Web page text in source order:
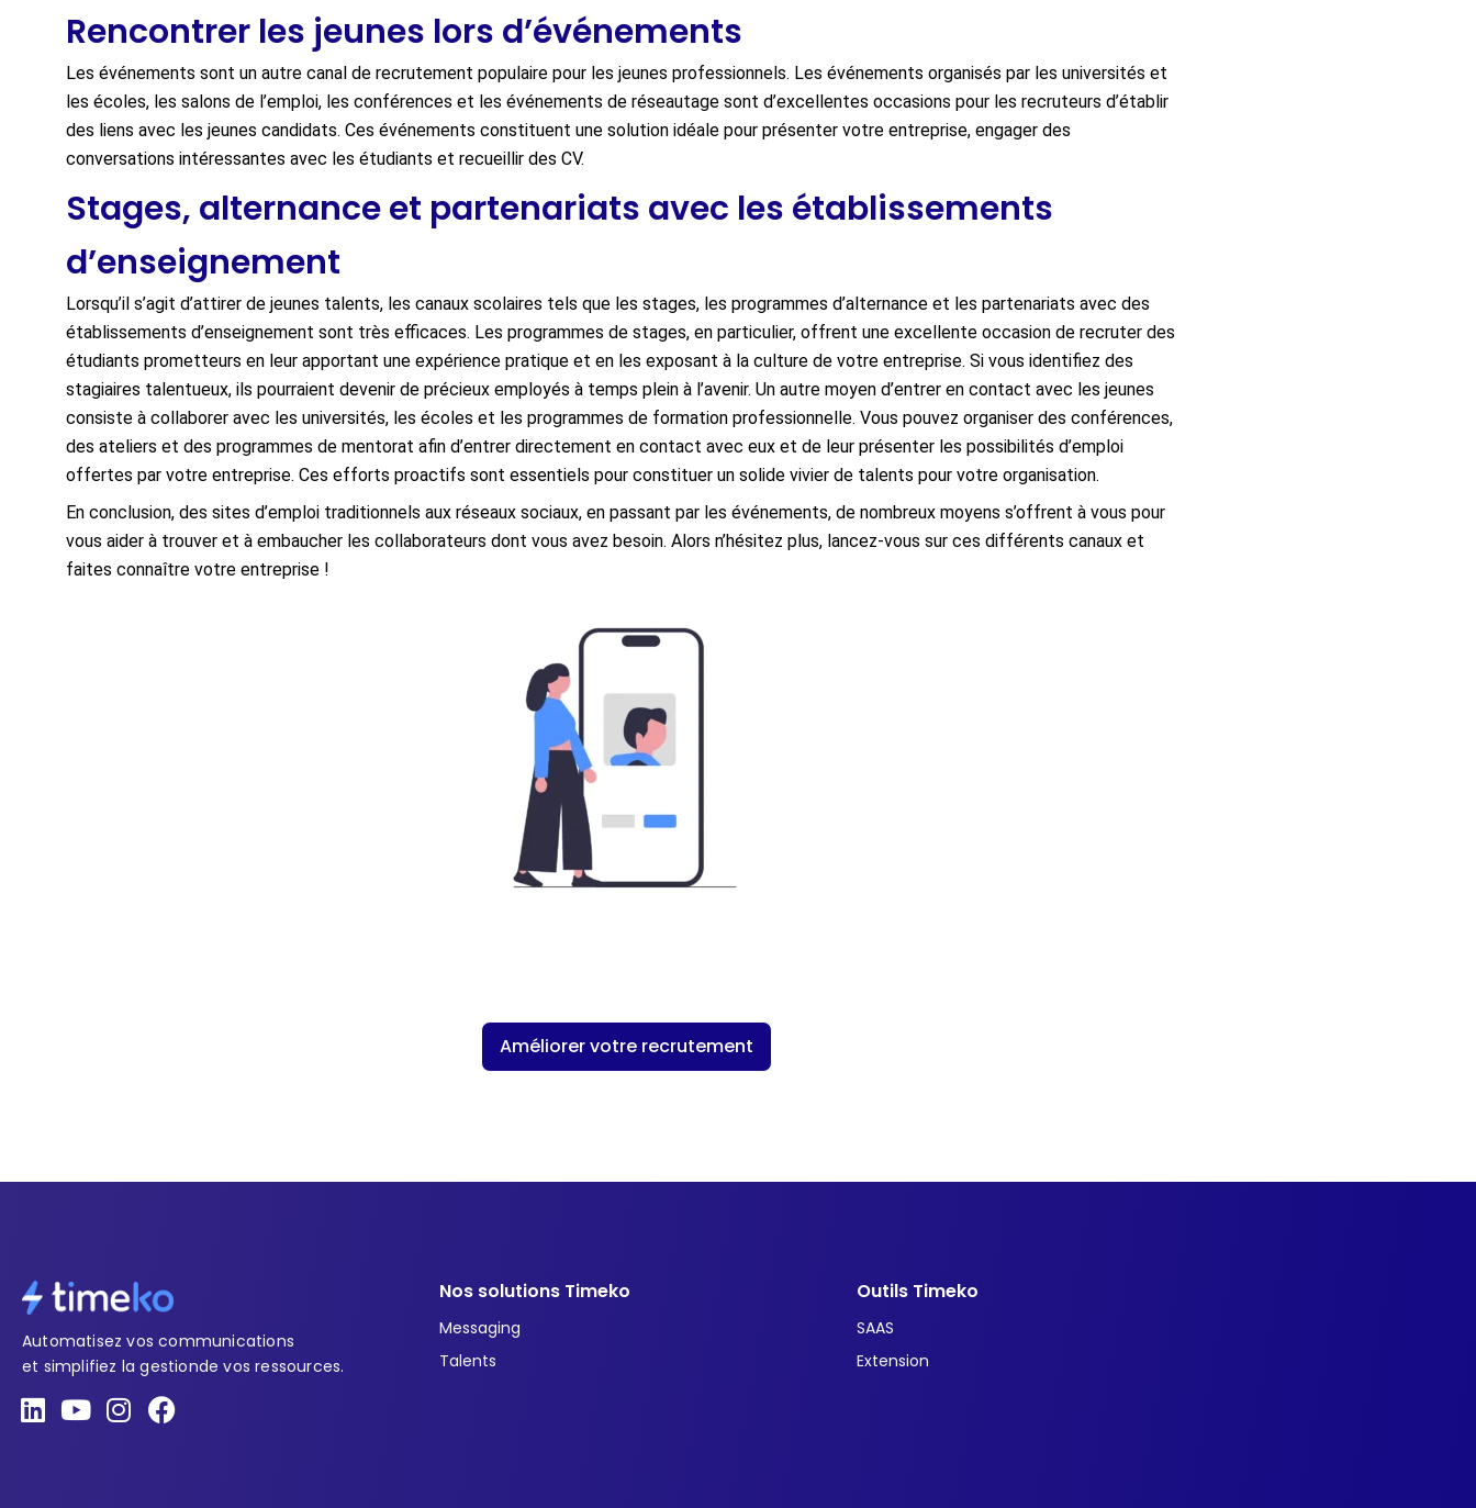
Rencontrer les jeunes lors d’événements
Les événements sont un autre canal de recrutement populaire pour les jeunes professionnels. Les événements organisés par les universités et
les écoles, les salons de l’emploi, les conférences et les événements de réseautage sont d’excellentes occasions pour les recruteurs d’établir
des liens avec les jeunes candidats. Ces événements constituent une solution idéale pour présenter votre entreprise, engager des
conversations intéressantes avec les étudiants et recueillir des CV.
Stages, alternance et partenariats avec les établissements
d’enseignement
Lorsqu’il s’agit d’attirer de jeunes talents, les canaux scolaires tels que les stages, les programmes d’alternance et les partenariats avec des
établissements d’enseignement sont très efficaces. Les programmes de stages, en particulier, offrent une excellente occasion de recruter des
étudiants prometteurs en leur apportant une expérience pratique et en les exposant à la culture de votre entreprise. Si vous identifiez des
stagiaires talentueux, ils pourraient devenir de précieux employés à temps plein à l’avenir. Un autre moyen d’entrer en contact avec les jeunes
consiste à collaborer avec les universités, les écoles et les programmes de formation professionnelle. Vous pouvez organiser des conférences,
des ateliers et des programmes de mentorat afin d’entrer directement en contact avec eux et de leur présenter les possibilités d’emploi
offertes par votre entreprise. Ces efforts proactifs sont essentiels pour constituer un solide vivier de talents pour votre organisation.
En conclusion, des sites d’emploi traditionnels aux réseaux sociaux, en passant par les événements, de nombreux moyens s’offrent à vous pour
vous aider à trouver et à embaucher les collaborateurs dont vous avez besoin. Alors n’hésitez plus, lancez-vous sur ces différents canaux et
faites connaître votre entreprise !
Améliorer votre recrutement
Automatisez vos communications
et simplifiez la gestionde vos ressources.
L
i
Y
o
I
n
F
a
Nos solutions Timeko
Messaging
Talents
Outils Timeko
SAAS
Extension